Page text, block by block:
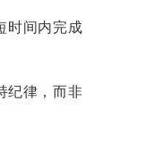
时间内完成
纪律，而非